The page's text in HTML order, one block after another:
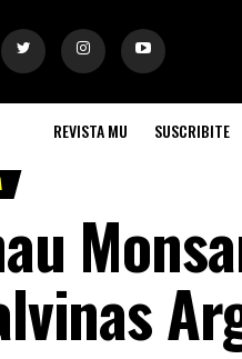
REVISTA MU SUSCRIBITE